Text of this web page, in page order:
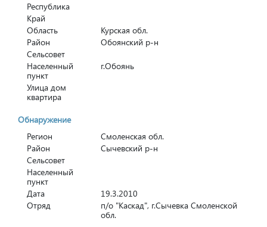
Республика
Край
Область
Курская обл.
Район
Обоянский р-н
Сельсовет
Населенный
пункт
г.Обоянь
Улица дом
квартира
Обнаружение
Регион
Смоленская обл.
Район
Сычевский р-н
Сельсовет
Населенный
пункт
Дата
19.3.2010
Отряд
п/о "Каскад", г.Сычевка Смоленской
обл.